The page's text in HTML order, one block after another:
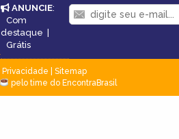
ANUNCIE:
Com
destaque |
Grátis
Privacidade
Sitemap
pelo time do EncontraBrasil